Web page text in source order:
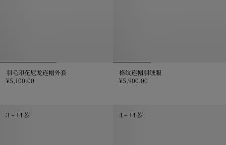
羽毛印花尼龙连帽外套
¥5,100.00
格纹连帽羽绒服
¥5,900.00
3 – 14 岁 4 – 14 岁